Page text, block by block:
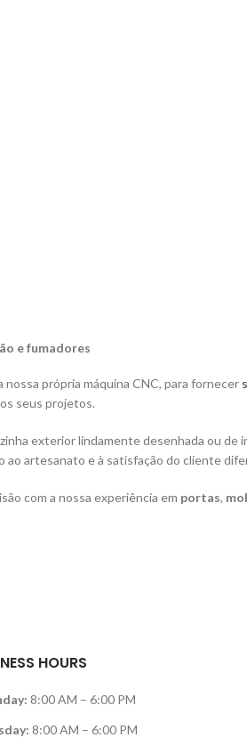
e fumadores
própria máquina CNC, para fornecer
seus projetos.
exterior lindamente desenhada ou
artesanato e à satisfação do cliente
com a nossa experiência em portas,
HOURS
8:00 AM – 6:00 PM
8:00 AM – 6:00 PM